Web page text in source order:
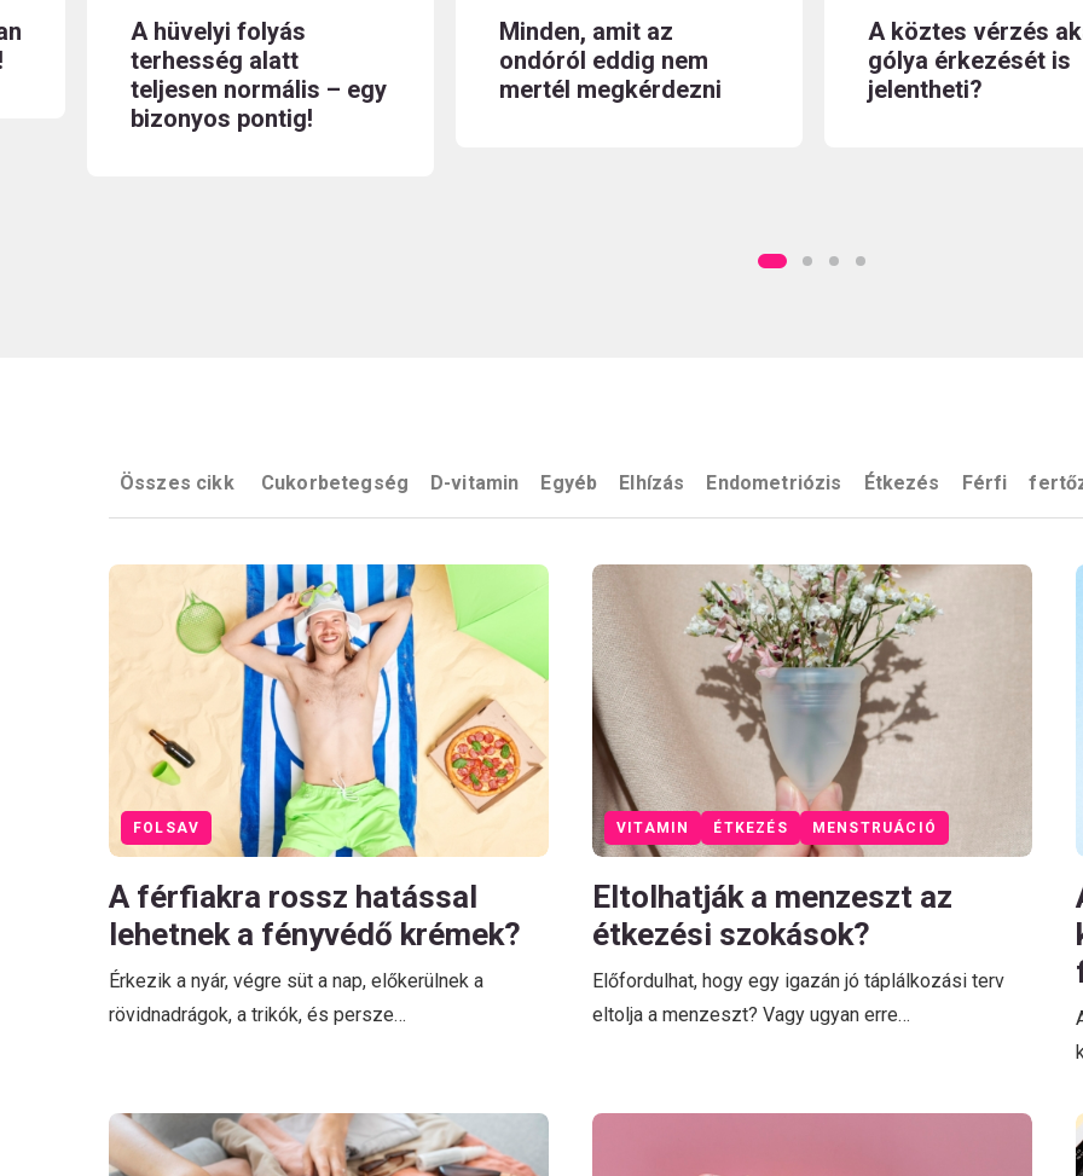
A hüvelyi folyás
terhesség alatt
teljesen normális – egy
bizonyos pontig!
Minden, amit az
ondóról eddig nem
mertél megkérdezni
A köztes vérzés
gólya érkezését is
jelentheti?
Összes cikk Cukorbetegség D-vitamin Egyéb Elhízás Endometriózis Étkezés Férfi
FOLSAV
A férfiakra rossz hatással
lehetnek a fényvédő krémek?
Érkezik a nyár, végre süt a nap, előkerülnek a
rövidnadrágok, a trikók, és persze…
VITAMIN ÉTKEZÉS MENSTRUÁCIÓ
Eltolhatják a menzeszt az
étkezési szokások?
Előfordulhat, hogy egy igazán jó táplálkozási terv
eltolja a menzeszt? Vagy ugyan erre…